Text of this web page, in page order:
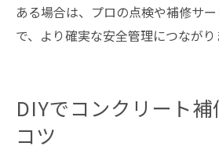
ある場合は、プロの点検や補修サ
で、より確実な安全管理につながり
DIYでコンクリート
コツ